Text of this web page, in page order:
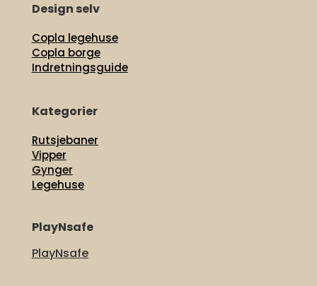
Design selv
Copla legehuse
Copla borge
Indretningsguide
Kategorier
Rutsjebaner
Vipper
Gynger
Legehuse
PlayNsafe
PlayNsafe